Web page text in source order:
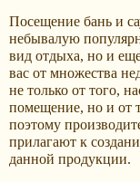
Посещение бань и
небывалую
вид отдыха, но и
вас от множества
не только от того,
помещение, но и от
поэтому
прилагают к
данной продукции.